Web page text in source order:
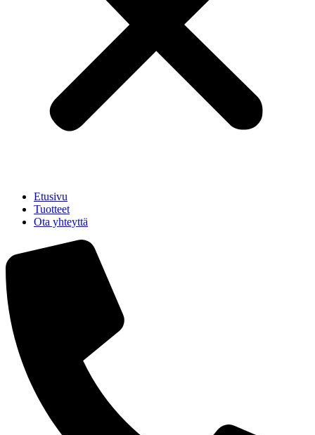
Etusivu
Tuotteet
Ota yhteyttä